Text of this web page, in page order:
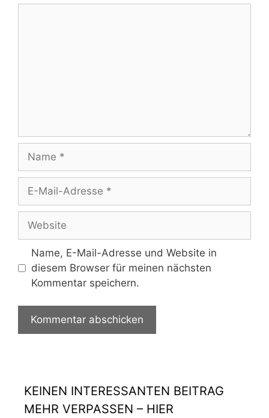
Name, E-Mail-Adresse und Website in
diesem Browser für meinen nächsten
Kommentar speichern.
KEINEN INTERESSANTEN BEITRAG
MEHR VERPASSEN – HIER